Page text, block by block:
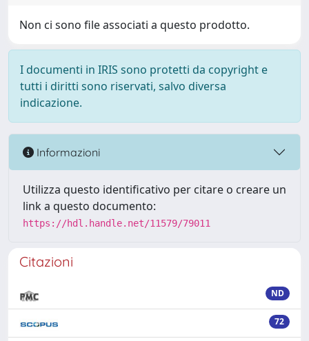
Non ci sono file associati a questo prodotto.
I documenti in IRIS sono protetti da copyright e
tutti i diritti sono riservati, salvo diversa
indicazione.
Informazioni
Utilizza questo identificativo per citare o creare un
link a questo documento:
https://hdl.handle.net/11579/79011
Citazioni
ND
72